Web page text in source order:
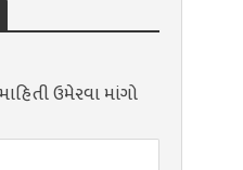
ઉમેરવા માંગો